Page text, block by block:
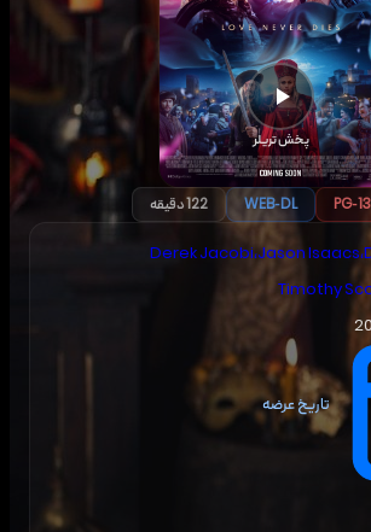
پخش تریلر
PG-13
WEB-DL 122 دقیقه
Derek Jacobi،Jason Isaacs،
Timothy
تاریخ عرضه